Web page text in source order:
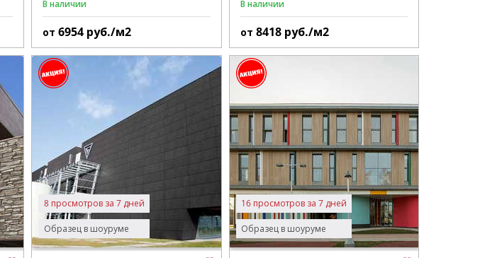
В наличии
от6954 руб./м2
В наличии
от 8418 руб./м2
Образец в шоуруме
8 просмотров за 7 дней
Образец в шоуруме
16 просмотров за 7 дней